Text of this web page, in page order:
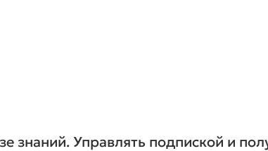
знаний. Управлять подпиской и